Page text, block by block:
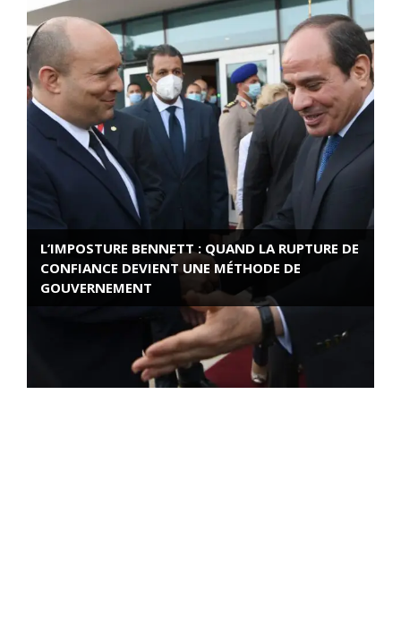
L’IMPOSTURE BENNETT : QUAND LA RUPTURE DE
CONFIANCE DEVIENT UNE MÉTHODE DE
GOUVERNEMENT
ROSE VALLAND, HEROÏNE DE LA RESISTANCE